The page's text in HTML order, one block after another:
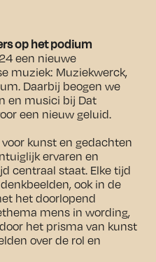
op het podium
een nieuwe
muziek: Muziekwerck,
Daarbij beogen we
en musici bij Dat
een nieuw geluid.
kunst en gedachten
ervaren en
centraal staat. Elke tijd
ook in de
het doorlopend
mens in wording,
het prisma van kunst
over de rol en